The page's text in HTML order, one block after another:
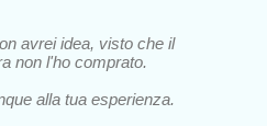
avrei idea, visto che il
non l'ho comprato.
alla tua esperienza.